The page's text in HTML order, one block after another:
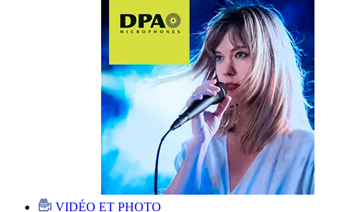
VIDÉO ET PHOTO